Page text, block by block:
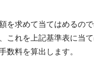
を求めて当てはめるの
これを上記基準表に当
数料を算出します。